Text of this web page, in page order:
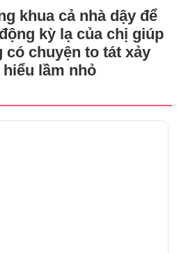
khua cả nhà dậy để
kỳ lạ của chị giúp
chuyện to tát xảy
lầm nhỏ